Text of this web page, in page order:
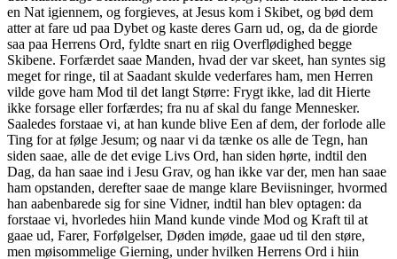
en Nat igiennem, og forgieves, at Jesus kom i Skibet, og bød dem
atter at fare ud paa Dybet og kaste deres Garn ud, og, da de giorde
saa paa Herrens Ord, fyldte snart en riig Overflødighed begge
Skibene. Forfærdet saae Manden, hvad der var skeet, han syntes sig
meget for ringe, til at Saadant skulde vederfares ham, men Herren
vilde gove ham Mod til det langt Større: Frygt ikke, lad dit Hierte
ikke forsage eller forfærdes; fra nu af skal du fange Mennesker.
Saaledes forstaae vi, at han kunde blive Een af dem, der forlode alle
Ting for at følge Jesum; og naar vi da tænke os alle de Tegn, han
siden saae, alle de det evige Livs Ord, han siden hørte, indtil den
Dag, da han saae ind i Jesu Grav, og han ikke var der, men han saae
ham opstanden, derefter saae de mange klare Beviisninger, hvormed
han aabenbarede sig for sine Vidner, indtil han blev optagen: da
forstaae vi, hvorledes hiin Mand kunde vinde Mod og Kraft til at
gaae ud, Farer, Forfølgelser, Døden imøde, gaae ud til den støre,
men møisommelige Gierning, under hvilken Herrens Ord i hiin